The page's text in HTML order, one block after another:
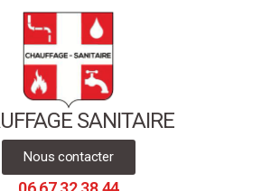
SANITAIRE
Nous contacter